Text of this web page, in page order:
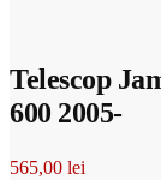
Telescop
600 2005-
565,00 lei